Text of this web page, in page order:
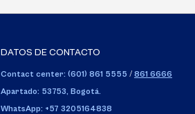
DATOS DE CONTACTO
Contact center: (601) 861 5555 / 861 6666
Apartado: 53753, Bogotá.
WhatsApp: +57 3205164838